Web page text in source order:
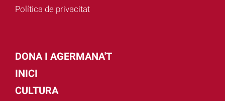
Política de privacitat
DONA I AGERMANA'T
INICI
CULTURA